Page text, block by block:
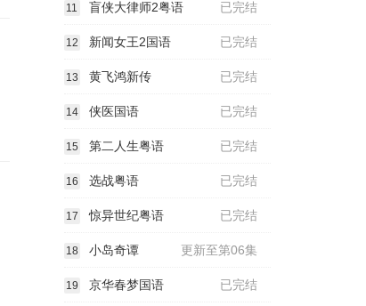
已完结
11 盲侠大律师2粤语
已完结
12 新闻女王2国语
已完结
13 黄飞鸿新传
已完结
14 侠医国语
已完结
15 第二人生粤语
已完结
16 选战粤语
已完结
17 惊异世纪粤语
更新至第06集
18 小岛奇谭
已完结
19 京华春梦国语